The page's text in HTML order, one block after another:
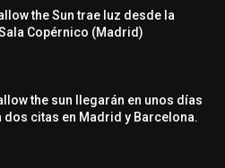
the Sun trae luz desde la
Copérnico (Madrid)
the sun llegarán en unos días
dos citas en Madrid y Barcelona.